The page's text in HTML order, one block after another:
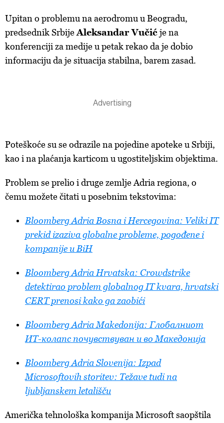
Upitan o problemu na aerodromu u Beogradu,
predsednik SrbijeAleksandar Vučićje na
konferenciji za medije u petak rekao da je dobio
informaciju da je situacija stabilna, barem zasad.
Poteškoće su se odrazile na pojedine apoteke u Srbiji,
kao i na plaćanja karticom u ugostiteljskim objektima.
Problem se prelio i druge zemlje Adria regiona, o
čemu možete čitati u posebnim tekstovima:
Bloomberg Adria Bosna i Hercegovina: Veliki IT
prekid izaziva globalne probleme, pogođene i
kompanije u BiH
Bloomberg Adria Hrvatska: Crowdstrike
detektirao problem globalnog IT kvara, hrvatski
CERT prenosi kako ga zaobići
Bloomberg Adria Makedonija: Глобалниот
ИТ-колапс почувствуван и во Македонија
Bloomberg Adria Slovenija: Izpad
Microsoftovih storitev: Težave tudi na
ljubljanskem letališču
Američka tehnološka kompanija Microsoft saopštila